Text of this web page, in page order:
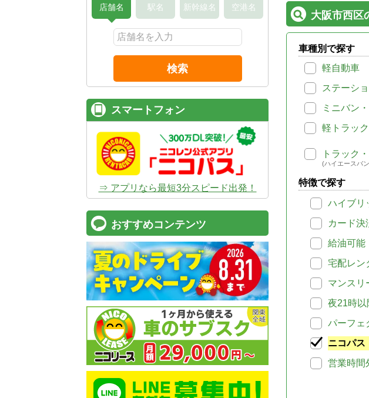
大阪市西区
車種別で探す
軽自動車
ステーシ
ミニバン
軽トラッ
トラック
(ハイエースバ
特徴で探す
ハイブリ
カード決
給油可能
宅配レン
マンスリ
夜21時以
パーフェ
ニコパス
営業時間
店舗名 駅名 新幹線名 空港名
検索
スマートフォン
⇒ アプリなら最短3分スピード出発！
おすすめコンテンツ